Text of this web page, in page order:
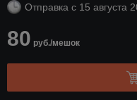
Отправка с 15 августа
80 руб./мешок